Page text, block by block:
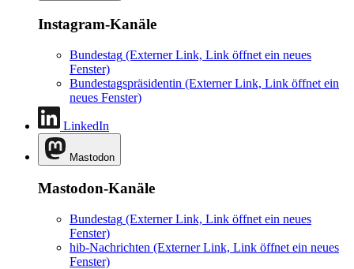
Instagram-Kanäle
Bundestag (Externer Link, Link öffnet ein neues
Fenster)
Bundestagspräsidentin (Externer Link, Link öffnet ein
neues Fenster)
LinkedIn
Mastodon
Mastodon-Kanäle
Bundestag (Externer Link, Link öffnet ein neues
Fenster)
hib-Nachrichten (Externer Link, Link öffnet ein neues
Fenster)